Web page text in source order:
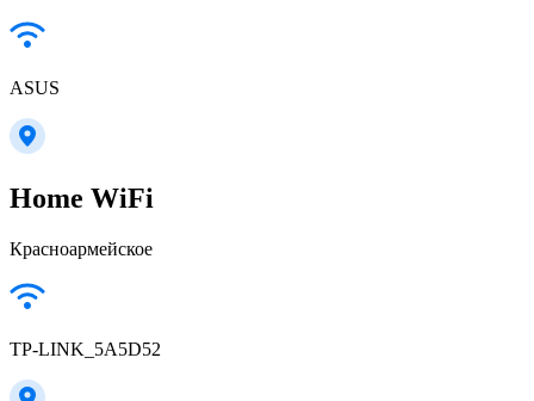
ASUS
Home WiFi
Красноармейское
TP-LINK_5A5D52